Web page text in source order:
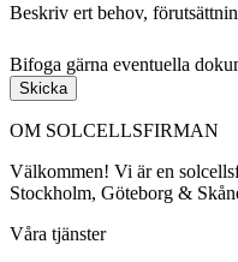
Beskriv ert behov,
Bifoga gärna eventuella
Skicka
OM SOLCELLSFIRMAN
Välkommen! Vi är en
Stockholm, Göteborg &
Våra tjänster